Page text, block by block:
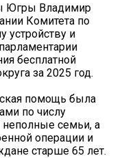
Югры Владимир
Комитета по
устройству и
бесплатной
за 2025 год.
помощь была
по числу
семьи, а
операции и
старше 65 лет.